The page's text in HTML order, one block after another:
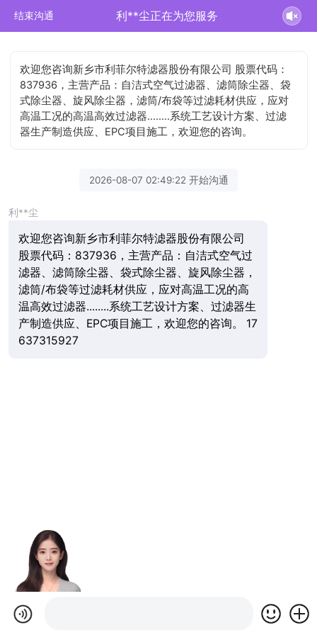
结束沟通 利**尘正在为您服务
欢迎您咨询新乡市利菲尔特滤器股份有限公司 股票代码：
837936，主营产品：自洁式空气过滤器、滤筒除尘器、袋
式除尘器、旋风除尘器，滤筒/布袋等过滤耗材供应，应对
高温工况的高温高效过滤器........系统工艺设计方案、过滤
器生产制造供应、EPC项目施工，欢迎您的咨询。
2026-08-07 02:49:22 开始沟通
利**尘
欢迎您咨询新乡市利菲尔特滤器股份有限公司
股票代码：837936，主营产品：自洁式空气过
滤器、滤筒除尘器、袋式除尘器、旋风除尘器，
滤筒/布袋等过滤耗材供应，应对高温工况的高
温高效过滤器........系统工艺设计方案、过滤器生
产制造供应、EPC项目施工，欢迎您的咨询。 17
637315927